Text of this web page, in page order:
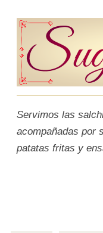
Servimos las
acompañadas por
patatas fritas y